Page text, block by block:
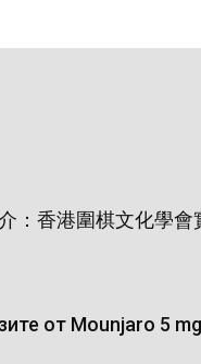
：香港圍棋文化學會
от Mounjaro 5